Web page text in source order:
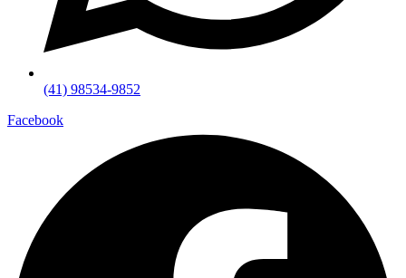
(41) 98534-9852
Facebook